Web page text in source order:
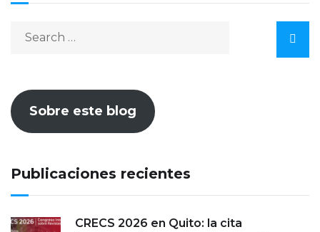
Sobre este blog
Publicaciones recientes
CRECS 2026 en Quito: la cita